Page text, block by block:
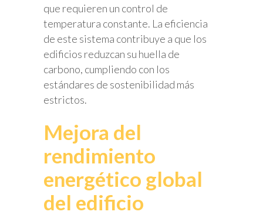
que requieren un control de
temperatura constante. La eficiencia
de este sistema contribuye a que los
edificios reduzcan su huella de
carbono, cumpliendo con los
estándares de sostenibilidad más
estrictos.
Mejora del
rendimiento
energético global
del edificio